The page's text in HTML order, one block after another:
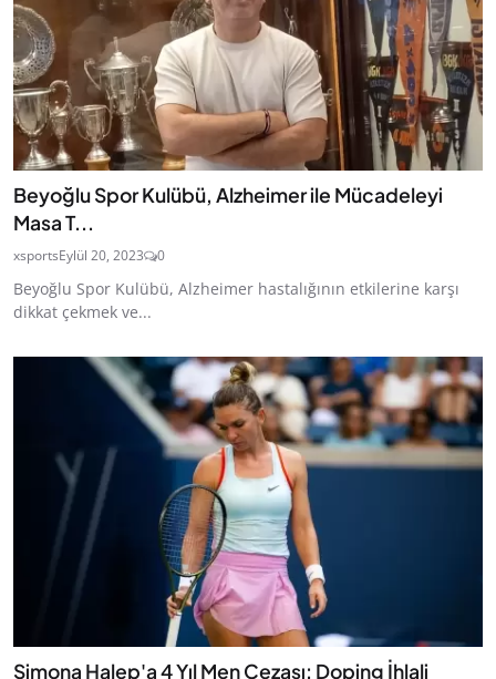
Beyoğlu Spor Kulübü, Alzheimer ile Mücadeleyi
Masa T...
xsportsEylül 20, 2023 0
Beyoğlu Spor Kulübü, Alzheimer hastalığının etkilerine karşı
dikkat çekmek ve...
Simona Halep'a 4 Yıl Men Cezası: Doping İhlali